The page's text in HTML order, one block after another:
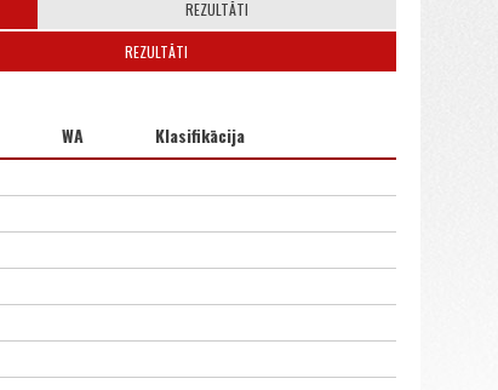
REZULTĀTI
REZULTĀTI
WA Klasifikācija